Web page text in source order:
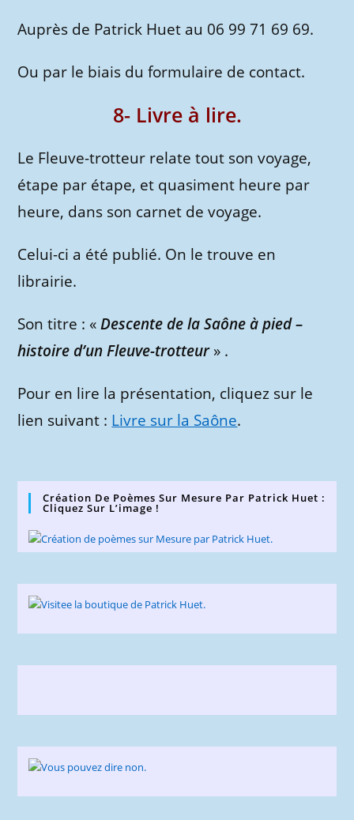
Auprès de Patrick Huet au 06 99 71 69 69.
Ou par le biais du formulaire de contact.
8- Livre à lire.
Le Fleuve-trotteur relate tout son voyage,
étape par étape, et quasiment heure par
heure, dans son carnet de voyage.
Celui-ci a été publié. On le trouve en
librairie.
Son titre : «Descente de la Saône à pied –
histoire d’un Fleuve-trotteur» .
Pour en lire la présentation, cliquez sur le
lien suivant : Livre sur la Saône.
Création De Poèmes Sur Mesure Par Patrick Huet :
Cliquez Sur L’image !